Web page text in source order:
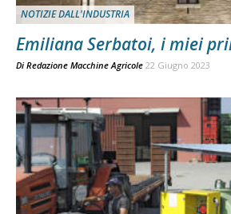
NOTIZIE DALL'INDUSTRIA
Emiliana Serbatoi, i miei
Di Redazione Macchine Agricole 22 Giugno 2023